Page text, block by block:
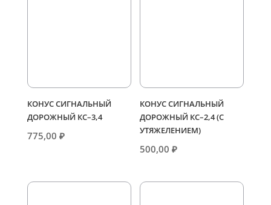
КОНУС СИГНАЛЬНЫЙ
ДОРОЖНЫЙ КС–3,4
775,00 ₽
КОНУС СИГНАЛЬНЫЙ
ДОРОЖНЫЙ КС–2,4 (С
УТЯЖЕЛЕНИЕМ)
500,00₽